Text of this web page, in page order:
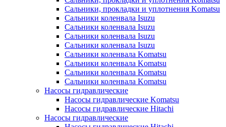
Сальники, прокладки и уплотнения Komatsu
Сальники коленвала Isuzu
Сальники коленвала Isuzu
Сальники коленвала Isuzu
Сальники коленвала Isuzu
Сальники коленвала Komatsu
Сальники коленвала Komatsu
Сальники коленвала Komatsu
Сальники коленвала Komatsu
Насосы гидравлические
Насосы гидравлические Komatsu
Насосы гидравлические Hitachi
Насосы гидравлические